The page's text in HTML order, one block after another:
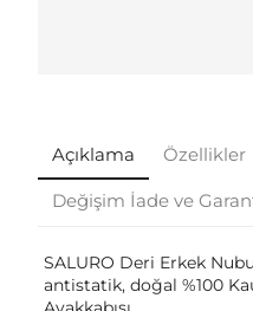
Açıklama Özellikler
Değişim İade ve
SALURO Deri Erkek
antistatik, doğal %100